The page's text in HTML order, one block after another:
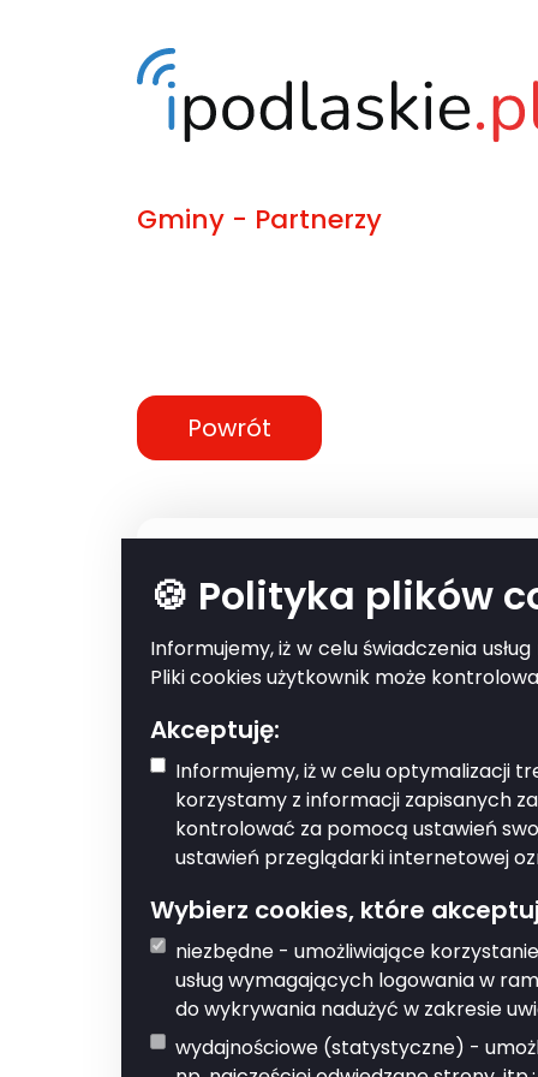
🍪 Polityka plików
Informujemy, iż w celu świadczenia
Pliki cookies użytkownik może
Akceptuję:
Informujemy, iż w celu optymalizacji
korzystamy z informacji zapisanych
kontrolować za pomocą ustawień
ustawień przeglądarki internetowej
Wybierz cookies, które
niezbędne - umożliwiające
usług wymagających logowania w
do wykrywania nadużyć w zakresie
wydajnościowe (statystyczne) -
Gminy - Partnerzy
Powrót
Opis usługi
Usługa pozwala na
informacje o
Kto może
Z usługi może
Co musisz
Należ przyjść do